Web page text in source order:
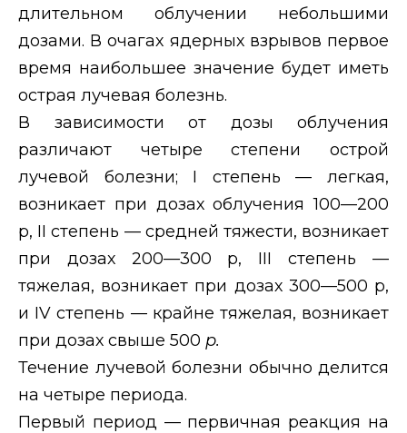
длительном облучении небольшими
дозами. В очагах ядерных взрывов первое
время наибольшее значение будет иметь
острая лучевая болезнь.
В зависимости от дозы облучения
различают четыре степени острой
лучевой болезни; I степень — легкая,
возникает при дозах облучения 100—200
р, II степень — средней тяжести, возникает
при дозах 200—300 р, III степень
—
тяжелая, возникает при дозах 300—500 р,
и IVстепень — крайне тяжелая, возникает
при дозах свыше 500 р.
Течение лучевой болезни обычно делится
на четыре периода.
Первый период — первичная реакция на